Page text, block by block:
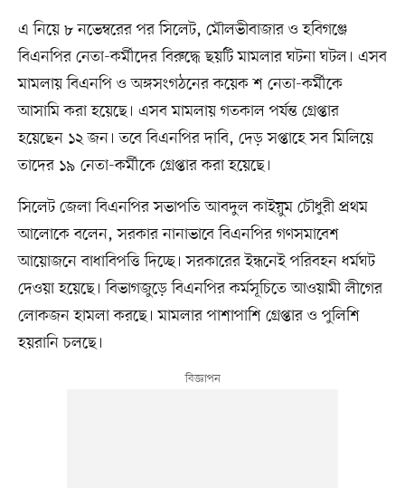
এ নিয়ে ৮ নভেম্বরের পর সিলেট, মৌলভীবাজার ও হবিগঞ্জে
বিএনপির নেতা-কর্মীদের বিরুদ্ধে ছয়টি মামলার ঘটনা ঘটল। এসব
মামলায় বিএনপি ও অঙ্গসংগঠনের কয়েক শ নেতা-কর্মীকে
আসামি করা হয়েছে। এসব মামলায় গতকাল পর্যন্ত গ্রেপ্তার
হয়েছেন ১২ জন। তবে বিএনপির দাবি, দেড় সপ্তাহে সব মিলিয়ে
তাদের ১৯ নেতা-কর্মীকে গ্রেপ্তার করা হয়েছে।
সিলেট জেলা বিএনপির সভাপতি আবদুল কাইয়ুম চৌধুরী প্রথম
আলোকে বলেন, সরকার নানাভাবে বিএনপির গণসমাবেশ
আয়োজনে বাধাবিপত্তি দিচ্ছে। সরকারের ইন্ধনেই পরিবহন ধর্মঘট
দেওয়া হয়েছে। বিভাগজুড়ে বিএনপির কর্মসূচিতে আওয়ামী লীগের
লোকজন হামলা করছে। মামলার পাশাপাশি গ্রেপ্তার ও পুলিশি
হয়রানি চলছে।